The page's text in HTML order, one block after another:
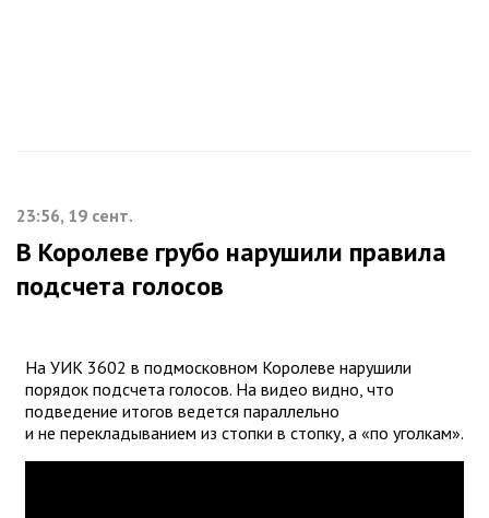
23:56, 19 сент.
В Королеве грубо нарушили правила
подсчета голосов
На УИК 3602 в подмосковном Королеве нарушили
порядок подсчета голосов. На видео видно, что
подведение итогов ведется параллельно
и не перекладыванием из стопки в стопку, а «по уголкам».